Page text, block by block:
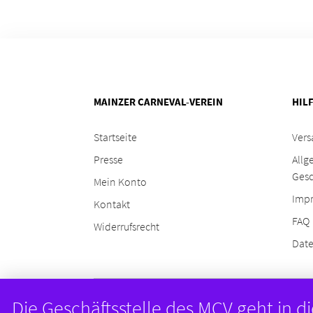
MAINZER CARNEVAL-VEREIN
Startseite
Presse
Mein Konto
Kontakt
Widerrufsrecht
FAQ